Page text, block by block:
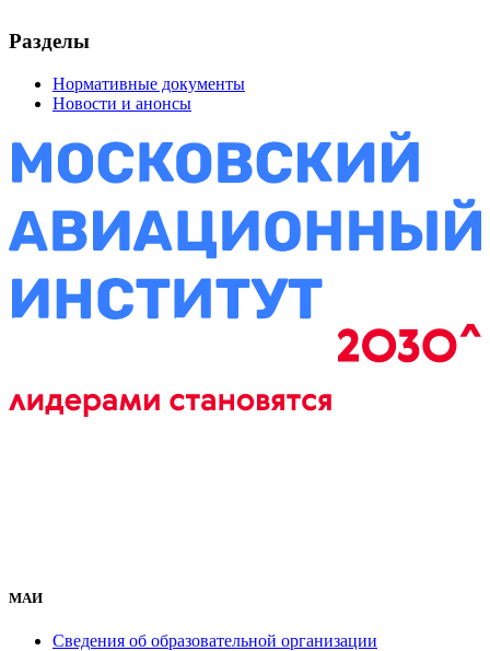
Разделы
Нормативные документы
Новости и анонсы
МАИ
Сведения об образовательной организации